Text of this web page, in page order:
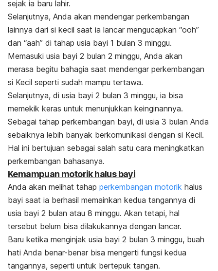
sejak ia baru lahir.
Selanjutnya, Anda akan mendengar perkembangan
lainnya dari si kecil saat ia lancar mengucapkan “ooh”
dan “aah” di tahap usia bayi 1 bulan 3 minggu.
Memasuki usia bayi 2 bulan 2 minggu, Anda akan
merasa begitu bahagia saat mendengar perkembangan
si Kecil seperti sudah mampu tertawa.
Selanjutnya, di usia bayi 2 bulan 3 minggu, ia bisa
memekik keras untuk menunjukkan keinginannya.
Sebagai tahap perkembangan bayi, di usia 3 bulan Anda
sebaiknya lebih banyak berkomunikasi dengan si Kecil.
Hal ini bertujuan sebagai salah satu cara meningkatkan
perkembangan bahasanya.
Kemampuan motorik halus bayi
Anda akan melihat tahap perkembangan motorik halus
bayi saat ia berhasil memainkan kedua tangannya di
usia bayi 2 bulan atau 8 minggu. Akan tetapi, hal
tersebut belum bisa dilakukannya dengan lancar.
Baru ketika menginjak usia bayi 2 bulan 3 minggu, buah
hati Anda benar-benar bisa mengerti fungsi kedua
tangannya, seperti untuk bertepuk tangan.